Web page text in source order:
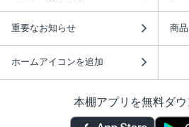
重要なお知らせ 商
ホームアイコンを追加
本棚アプリを無料ダウ